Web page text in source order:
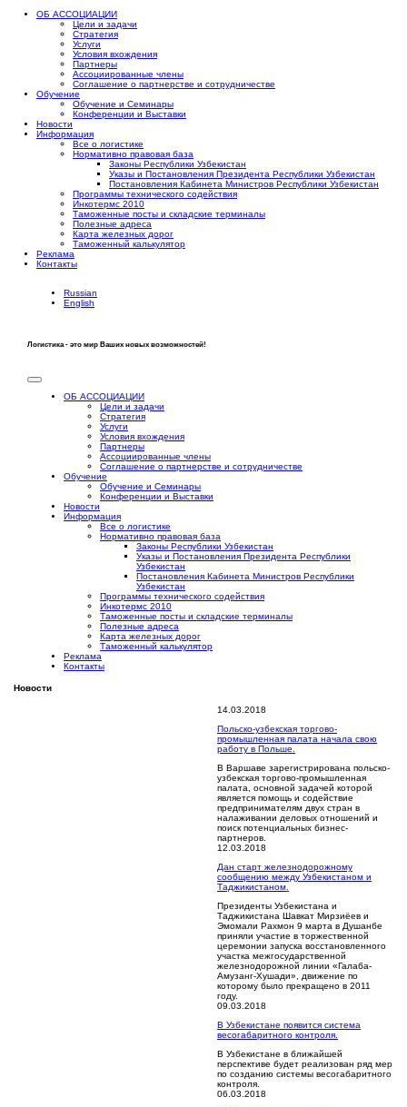
ОБ АССОЦИАЦИИ
Цели и задачи
Стратегия
Услуги
Условия вхождения
Партнеры
Ассоциированные члены
Соглашение о партнерстве и сотрудничестве
Обучение
Обучение и Семинары
Конференции и Выставки
Новости
Информация
Все о логистике
Нормативно правовая база
Законы Республики Узбекистан
Указы и Постановления Президента Республики Узбекистан
Постановления Кабинета Министров Республики Узбекистан
Программы технического содействия
Инкотермс 2010
Таможенные посты и складские терминалы
Полезные адреса
Карта железных дорог
Таможенный калькулятор
Реклама
Контакты
Russian
English
Логистика - это мир Ваших новых возможностей!
ОБ АССОЦИАЦИИ
Цели и задачи
Стратегия
Услуги
Условия вхождения
Партнеры
Ассоциированные члены
Соглашение о партнерстве и сотрудничестве
Обучение
Обучение и Семинары
Конференции и Выставки
Новости
Информация
Все о логистике
Нормативно правовая база
Законы Республики Узбекистан
Указы и Постановления Президента Республики
Узбекистан
Постановления Кабинета Министров Республики
Узбекистан
Программы технического содействия
Инкотермс 2010
Таможенные посты и складские терминалы
Полезные адреса
Карта железных дорог
Таможенный калькулятор
Реклама
Контакты
Новости
14.03.2018
Польско-узбекская торгово-
промышленная палата начала свою
работу в Польше.
В Варшаве зарегистрирована польско-
узбекская торгово-промышленная
палата, основной задачей которой
является помощь и содействие
предпринимателям двух стран в
налаживании деловых отношений и
поиск потенциальных бизнес-
партнеров.
12.03.2018
Дан старт железнодорожному
сообщению между Узбекистаном и
Таджикистаном.
Президенты Узбекистана и
Таджикистана Шавкат Мирзиёев и
Эмомали Рахмон 9 марта в Душанбе
приняли участие в торжественной
церемонии запуска восстановленного
участка межгосударственной
железнодорожной линии «Галаба-
Амузанг-Хушади», движение по
которому было прекращено в 2011
году.
09.03.2018
В Узбекистане появится система
весогабаритного контроля.
В Узбекистане в ближайшей
перспективе будет реализован ряд мер
по созданию системы весогабаритного
контроля.
06.03.2018